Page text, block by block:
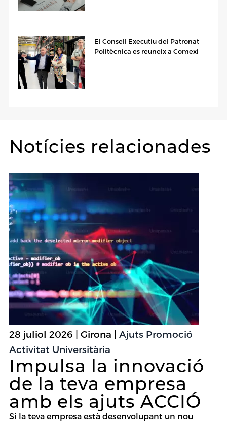
El Consell Executiu del Patronat
Politècnica es reuneix a Comexi
Notícies relacionades
28 juliol 2026 | Girona | Ajuts Promoció
Activitat Universitària
Impulsa la innovació
de la teva empresa
amb els ajuts ACCIÓ
Si la teva empresa està desenvolupant un nou